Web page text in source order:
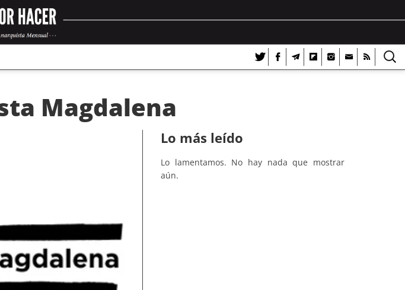
Magdalena
Lo más leído
Lo lamentamos. No hay nada que mostrar
aún.